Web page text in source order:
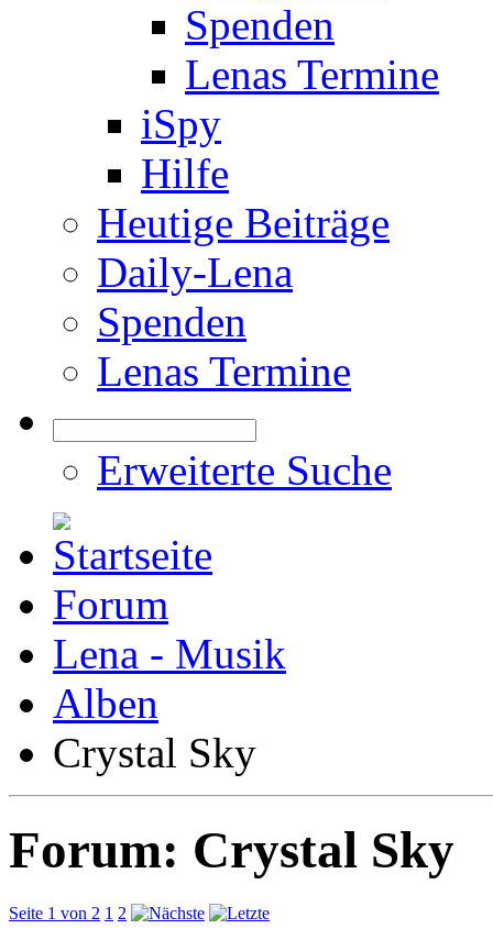
Spenden
Lenas Termine
iSpy
Hilfe
Heutige Beiträge
Daily-Lena
Spenden
Lenas Termine
Erweiterte Suche
Forum
Lena - Musik
Alben
Crystal Sky
Forum: Crystal Sky
Seite 1 von 2 1 2